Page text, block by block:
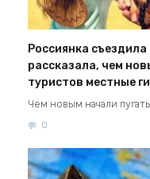
Россиянка
рассказала, чем
туристов местные
Чем новым начали
0